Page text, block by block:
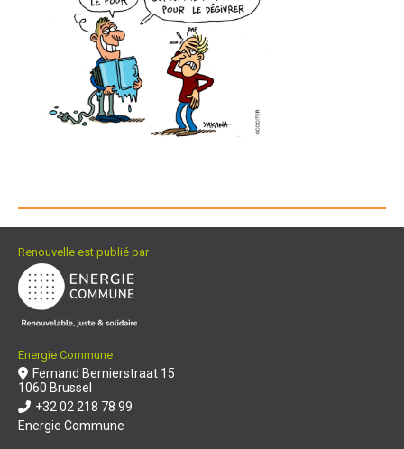
Renouvelle est publié par
Energie Commune
Fernand Bernierstraat 15
1060 Brussel
+32 02 218 78 99
Energie Commune